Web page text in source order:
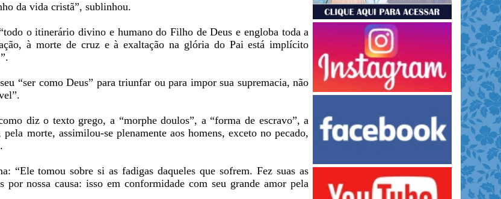
da vida cristã”, sublinhou.
o itinerário divino e humano do Filho de Deus e engloba toda a
à morte de cruz e à exaltação na glória do Pai está implícito
“ser como Deus” para triunfar ou para impor sua supremacia, não
diz o texto grego, a “morphe doulos”, a “forma de escravo”, a
morte, assimilou-se plenamente aos homens, exceto no pecado,
“Ele tomou sobre si as fadigas daqueles que sofrem. Fez suas as
por nossa causa: isso em conformidade com seu grande amor pela